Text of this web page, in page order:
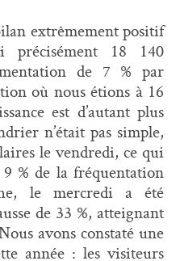
extrêmement positif
précisément 18 140
de 7 % par
où nous étions à 16
est d’autant plus
n’était pas simple,
le vendredi, ce qui
% de la fréquentation
le mercredi a été
de 33 %, atteignant
avons constaté une
année : les visiteurs